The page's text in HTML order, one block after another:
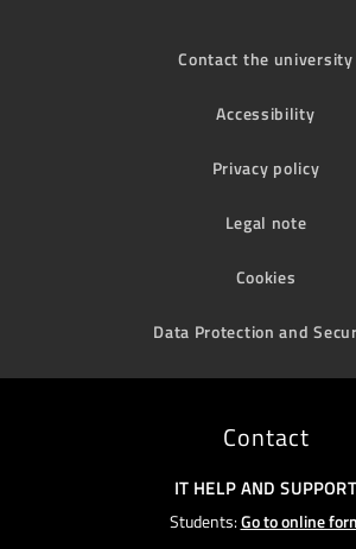
Contact the university
Accessibility
Privacy policy
Legal note
Cookies
Data Protection and
Contact
IT HELP AND SUPPORT
Students:Go to online